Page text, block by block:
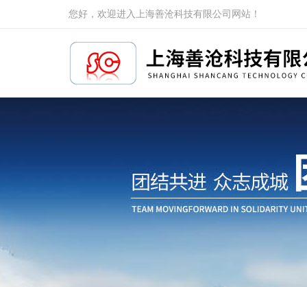
您好，欢迎进入上海善沧科技有限公司网站！